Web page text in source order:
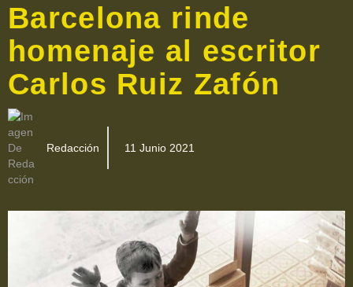
Barcelona rinde
homenaje al escritor
Carlos Ruiz Zafón
Redacción 11 Junio 2021